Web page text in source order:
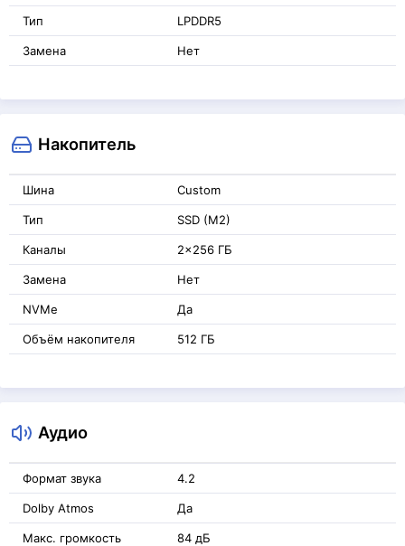
Тип LPDDR5
Замена Нет
Накопитель
Шина Custom
Тип SSD (M2)
Каналы 2x256 ГБ
Замена Нет
NVMe Да
Объём накопителя 512 ГБ
Аудио
Формат звука 4.2
Dolby Atmos Да
Макс. громкость 84 дБ